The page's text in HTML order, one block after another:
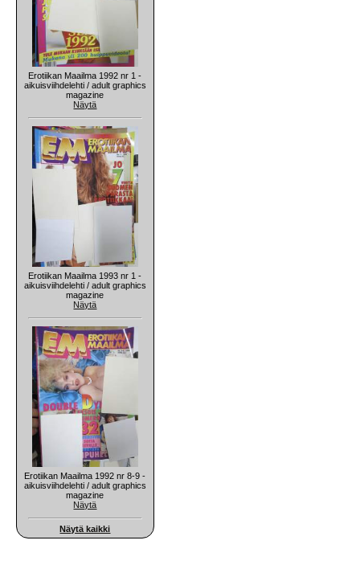
Erotiikan Maailma 1992 nr 1 -
aikuisviihdelehti / adult graphics
magazine
Näytä
Erotiikan Maailma 1993 nr 1 -
aikuisviihdelehti / adult graphics
magazine
Näytä
Erotiikan Maailma 1992 nr 8-9 -
aikuisviihdelehti / adult graphics
magazine
Näytä
Näytä kaikki